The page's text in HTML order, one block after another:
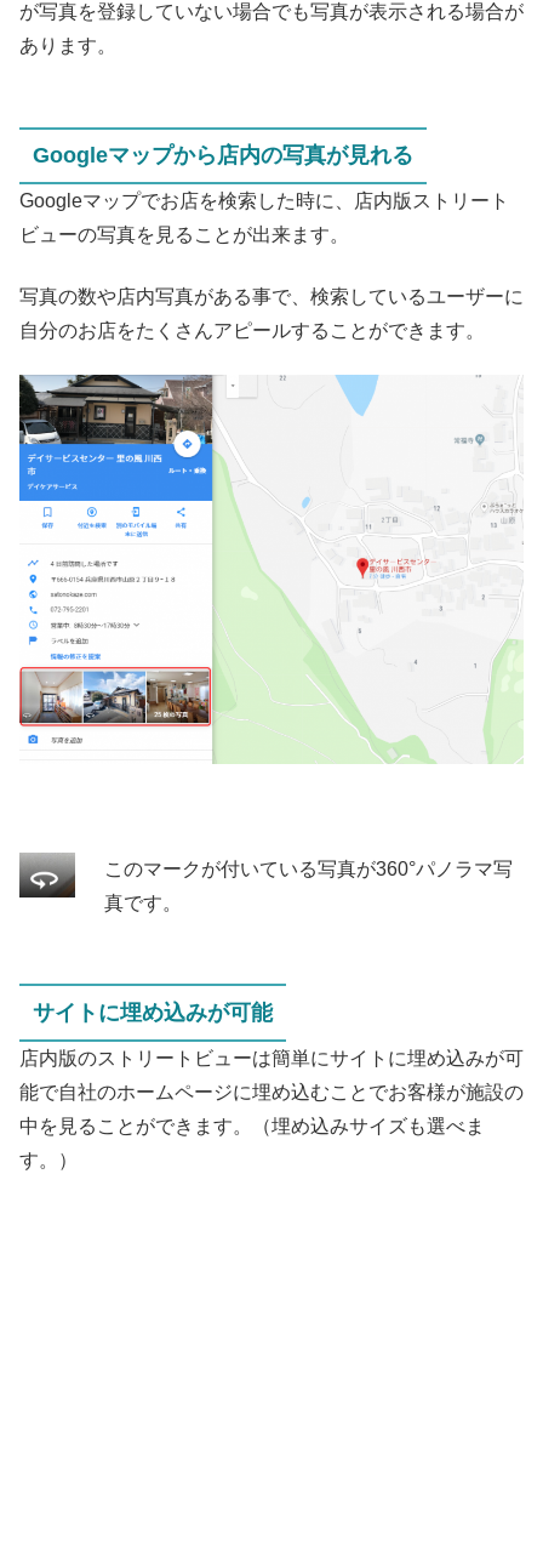
が写真を登録していない場合でも写真が表示される場合が
あります。
Googleマップから店内の写真が見れる
Googleマップでお店を検索した時に、店内版ストリート
ビューの写真を見ることが出来ます。
写真の数や店内写真がある事で、検索しているユーザーに
自分のお店をたくさんアピールすることができます。
このマークが付いている写真が360°パノラマ写
真です。
サイトに埋め込みが可能
店内版のストリートビューは簡単にサイトに埋め込みが可
能で自社のホームページに埋め込むことでお客様が施設の
中を見ることができます。（埋め込みサイズも選べま
す。）